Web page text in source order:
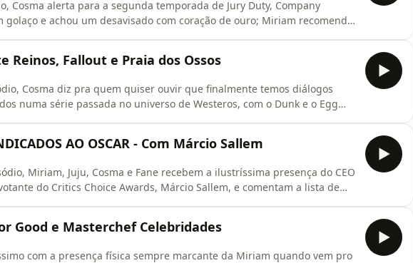
Cosma alerta para a segunda temporada de Jury Duty, Company
golaço e achou um desavisado com coração de ouro; Miriam recomenda
e
Reinos, Fallout e Praia dos Ossos
Cosma diz pra quem quiser ouvir que finalmente temos diálogos
numa série passada no universo de Westeros, com o Dunk e o Egg
AO OSCAR - Com Márcio Sallem
Miriam, Juju, Cosma e Fane recebem a ilustríssima presença do CEO
do Critics Choice Awards, Márcio Sallem, e comentam a lista de
Good e Masterchef Celebridades
com a presença física sempre marcante da Miriam quando vem pro